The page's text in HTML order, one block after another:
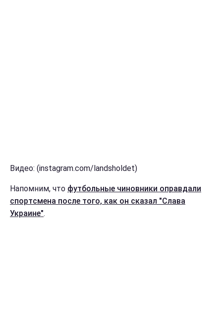
Видео: (instagram.com/landsholdet)
Напомним, что футбольные чиновники оправдали
спортсмена после того, как он сказал "Слава
Украине".